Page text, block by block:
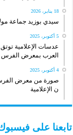
18 يناير، 2026
سيدي بوزيد جماعة
5 أكتوبر، 2025
عدسات الإعلامية توتق
العرب بمعرض الفرس
4 أكتوبر، 2025
صورة من معرض
ن الإعلامية
تابعنا على